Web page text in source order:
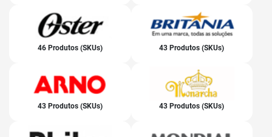
46 Produtos (SKUs) 43 Produtos (SKUs)
43 Produtos (SKUs) 43 Produtos (SKUs)